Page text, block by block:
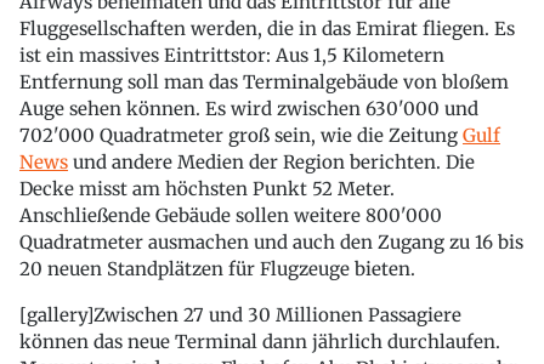
Fluggesellschaften werden, die in das Emirat fliegen. Es
ist ein massives Eintrittstor: Aus 1,5 Kilometern
Entfernung soll man das Terminalgebäude von bloßem
Auge sehen können. Es wird zwischen 630'000 und
702'000 Quadratmeter groß sein, wie die Zeitung Gulf
News und andere Medien der Region berichten. Die
Decke misst am höchsten Punkt 52 Meter.
Anschließende Gebäude sollen weitere 800'000
Quadratmeter ausmachen und auch den Zugang zu 16 bis
20 neuen Standplätzen für Flugzeuge bieten.
[gallery]Zwischen 27 und 30 Millionen Passagiere
können das neue Terminal dann jährlich durchlaufen.